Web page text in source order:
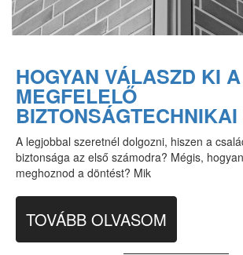
HOGYAN VÁLASZD KI A
MEGFELELŐ
A legjobbal szeretnél dolgozni, hiszen a
biztonsága az első számodra? Mégis,
meghoznod a döntést? Mik
TOVÁBB OLVASOM